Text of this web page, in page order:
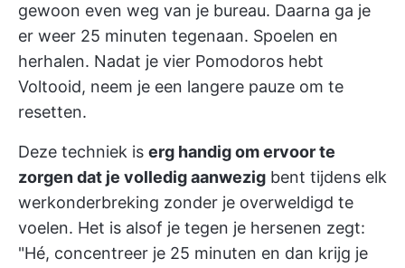
gewoon even weg van je bureau. Daarna ga je
er weer 25 minuten tegenaan. Spoelen en
herhalen. Nadat je vier Pomodoros hebt
Voltooid, neem je een langere pauze om te
resetten.
Deze techniek is erg handig om ervoor te
zorgen dat je volledig aanwezig bent tijdens elk
werkonderbreking zonder je overweldigd te
voelen. Het is alsof je tegen je hersenen zegt:
"Hé, concentreer je 25 minuten en dan krijg je